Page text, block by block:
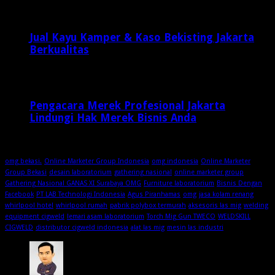
Jual Kayu Kamper & Kaso Bekisting Jakarta
Berkualitas
Pengacara Merek Profesional Jakarta
Lindungi Hak Merek Bisnis Anda
omg bekasi. Online Marketer Group Indonesia omg indonesia Online Marketer
Group Bekasi desain laboratorium gathering nasional
online marketer group
Gathering Nasional GANAS XI Surabaya OMG Furniture laboratorium Bisnis Dengan
Facebook PT LAB Technologi Indonesia Agus Piranhamas omg jasa kolam renang
whirlpool hotel whirlpool rumah pabrik polybox termurah aksesoris las mig welding
equipment cigweld
lemari asam laboratorium Torch Mig Gun TWECO WELDSKILL
CIGWELD distributor cigweld indonesia alat las mig mesin las industri